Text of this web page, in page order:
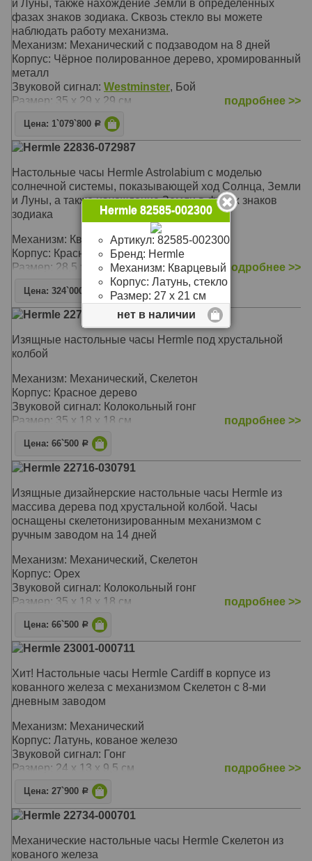
и Луны, также нахождение Земли в определенных
фазах знаков зодиака. Сквозь стекло вы можете
наблюдать работу механизма.
Механизм: Механический с подзаводом на 8 дней
Корпус: Чёрное полированное дерево, хромированный
металл
Звуковой сигнал: Westminster, Бой
Размер: 35 х 29 х 29 см
подробнее >>
Цена: 1`079`800 Р
Hermle 22836-072987
Настольные часы Hermle Astrolabium c моделью
солнечной системы, показывающей ход Солнца, Земли
и Луны, а также нахождение Земли в фазах знаков
зодиака
Механизм: Кварцевый Скелетон
Корпус: Красное дерево
Размер: 28,5 х 21 х 21 см
подробнее >>
Цена: 324`000
Hermle 22716-070791
Изящные настольные часы Hermle под хрустальной
колбой
Механизм: Механический, Скелетон
Корпус: Красное дерево
Звуковой сигнал: Колокольный гонг
Размер: 35 х 18 х 18 см
подробнее >>
Цена: 66`500 Р
Hermle 22716-030791
Изящные дизайнерские настольные часы Hermle из
массива дерева под хрустальной колбой. Часы
оснащены скелетонизированным механизмом с
ручным заводом на 14 дней
Механизм: Механический, Скелетон
Корпус: Орех
Звуковой сигнал: Колокольный гонг
Размер: 35 х 18 х 18 см
подробнее >>
Цена: 66`500 Р
Hermle 23001-000711
Хит! Настольные часы Hermle Cardiff в корпусе из
кованного железа с механизмом Скелетон с 8-ми
дневным заводом
Механизм: Механический
Корпус: Латунь, кованое железо
Звуковой сигнал: Гонг
Размер: 24 х 13 х 9,5 см
подробнее >>
Цена: 27`900 Р
Hermle 22734-000701
Механические настольные часы Hermle Скелетон из
кованого железа
Hermle 82585-002300
Артикул: 82585-002300
Бренд: Hermle
Механизм: Кварцевый
Корпус: Латунь, стекло
Размер: 27 х 21 см
нет в наличии